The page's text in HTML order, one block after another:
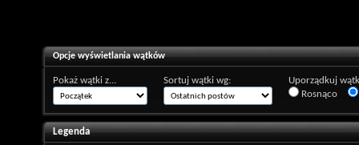
Opcje wyświetlania wątków
Pokaż wątki z... Sortuj wątki wg:
Uporządkuj
Rosnąco
Legenda